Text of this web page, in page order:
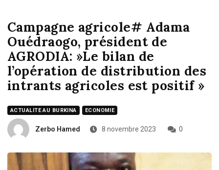
Campagne agricole# Adama
Ouédraogo, président de
AGRODIA: »Le bilan de
l’opération de distribution des
intrants agricoles est positif »
ACTUALITE AU BURKINA ECONOMIE
Zerbo Hamed 8 novembre 2023 0